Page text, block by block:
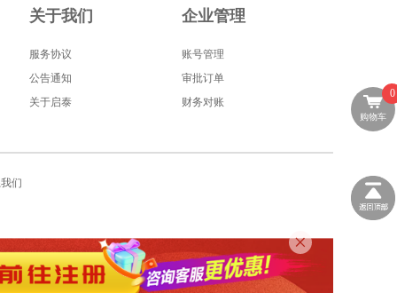
购物车
0
关于我们
服务协议
公告通知
关于启泰
企业管理
账号管理
审批订单
财务对账
们